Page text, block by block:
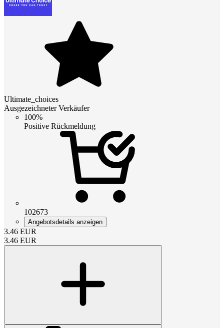
Ultimate_choices
Ausgezeichneter Verkäufer
100%
Positive Rückmeldung
102673
Angebotsdetails anzeigen
3.46 EUR
3.46 EUR